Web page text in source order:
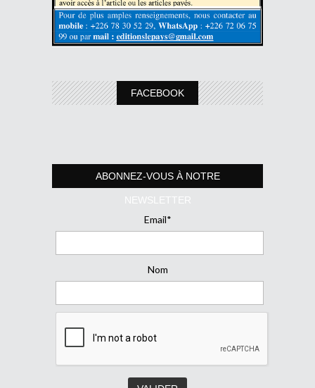
FACEBOOK
ABONNEZ-VOUS À NOTRE
NEWSLETTER
Email*
Nom